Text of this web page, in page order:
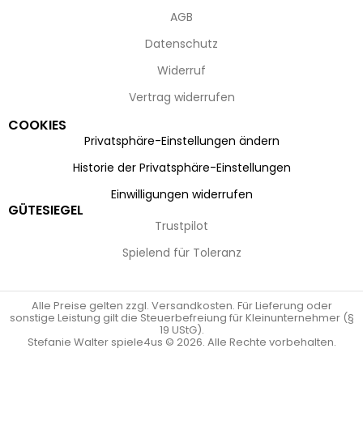
AGB
Datenschutz
Widerruf
Vertrag widerrufen
COOKIES
Privatsphäre-Einstellungen ändern
Historie der Privatsphäre-Einstellungen
Einwilligungen widerrufen
GÜTESIEGEL
Trustpilot
Spielend für Toleranz
Alle Preise gelten zzgl. Versandkosten. Für Lieferung oder
sonstige Leistung gilt die Steuerbefreiung für Kleinunternehmer (§
19 UStG).
Stefanie Walter spiele4us © 2026. Alle Rechte vorbehalten.